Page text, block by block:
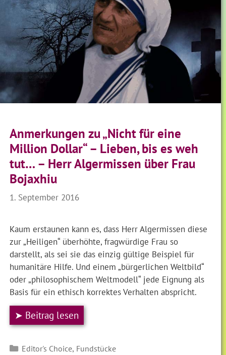
Anmerkungen zu „Nicht für eine
Million Dollar“ – Lieben, bis es weh
tut… – Herr Algermissen über Frau
Bojaxhiu
1. September 2016
Kaum erstaunen kann es, dass Herr Algermissen diese
zur „Heiligen“ überhöhte, fragwürdige Frau so
darstellt, als sei sie das einzig gültige Beispiel für
humanitäre Hilfe. Und einem „bürgerlichen Weltbild“
oder „philosophischem Weltmodell“ jede Eignung als
Basis für ein ethisch korrektes Verhalten abspricht.
➤ Beitrag lesen
Kategorien
Editor's Choice, Fundstücke